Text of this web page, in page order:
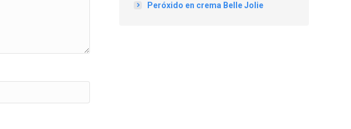
Peróxido en crema Belle Jolie